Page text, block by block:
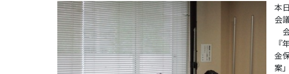
本
会
『
金
案